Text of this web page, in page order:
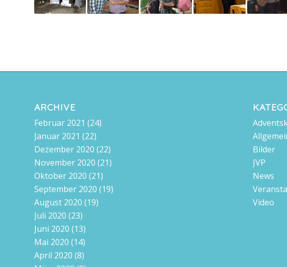
ARCHIVE
Februar 2021 (24)
Januar 2021 (22)
Dezember 2020 (22)
November 2020 (21)
Oktober 2020 (21)
September 2020 (19)
August 2020 (19)
Juli 2020 (23)
Juni 2020 (13)
Mai 2020 (14)
April 2020 (8)
Bilder
JVP
News
Video